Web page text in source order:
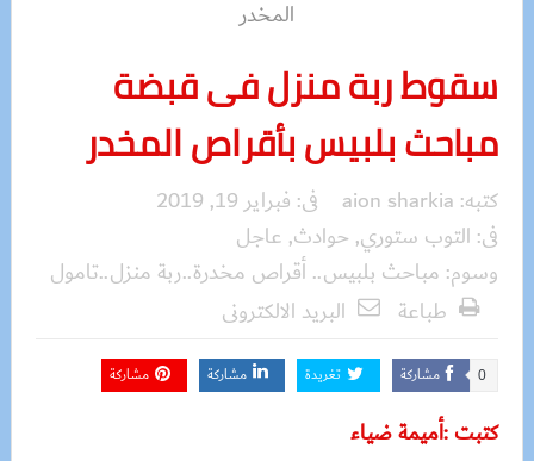
سقوط ربة منزل فى قبضة
مباحث بلبيس بأقراص المخدر
كتبه: aion sharkia فى: فبراير 19, 2019
فى: التوب ستوري, حوادث, عاجل
وسوم: مباحث بلبيس.. أقراص مخدرة..ربة منزل..تامول
طباعة
البريد الالكترونى
مشاركة 0 تغريدة مشاركة مشاركة
كتبت :أميمة ضياء